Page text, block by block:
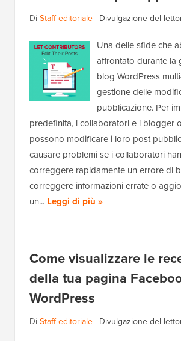
DiStaff editoriale | Divulgazione del
Una delle sfide che
affrontato durante la
blog WordPress
gestione delle
pubblicazione. Per
predefinita, i collaboratori e i blogger
possono modificare i loro post
causare problemi se i collaboratori
correggere rapidamente un errore di
correggere informazioni errate o
un... Leggi di più »
Come visualizzare le
della tua pagina
WordPress
DiStaff editoriale | Divulgazione del